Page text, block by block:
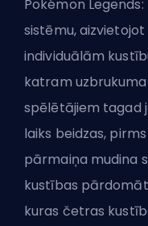
Pokémon
sistēmu,
individuālām
katram
spēlētājiem tagad
laiks beidzas,
pārmaiņa mudina
kustības
kuras četras